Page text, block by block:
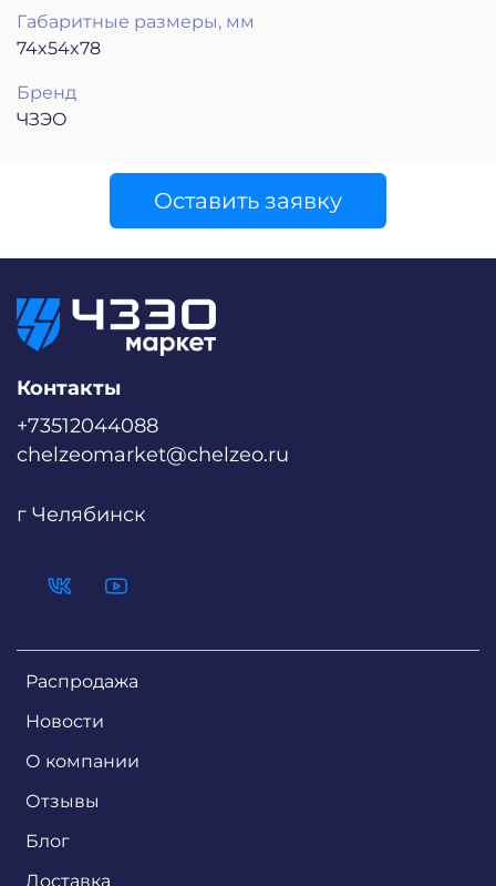
Габаритные размеры, мм
74x54x78
Бренд
ЧЗЭО
Оставить заявку
Распродажа
Новости
О компании
Отзывы
Блог
Доставка
Контакты
+73512044088
chelzeomarket@chelzeo.ru
г Челябинск